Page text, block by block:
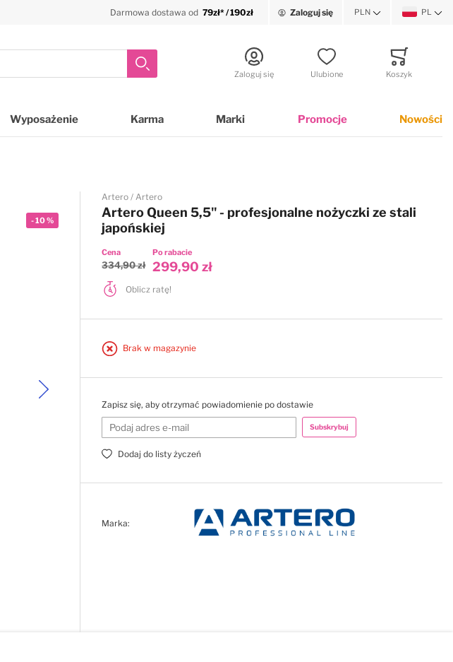
Darmowa dostawa od 79zł* / 190zł Zaloguj sięWalutaPLN PL
Szukaj Zaloguj się Ulubione Koszyk
Wyposażenie Karma Marki Promocje Nowości
-10%
Artero Artero
Artero Queen 5,5" - profesjonalne nożyczki ze stali
japońskiej
Po rabacie
299,90 zł
Cena
334,90 zł
Oblicz ratę!
Brak w magazynie
Zapisz się, aby otrzymać powiadomienie po dostawie
Subskrybuj
Dodaj do listy życzeń
Marka: